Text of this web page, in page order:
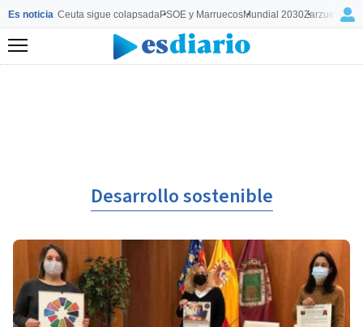
Es noticia Ceuta sigue colapsadaPSOE y MarruecosMundial 2030Zarzuela y
Menú
Desarrollo sostenible